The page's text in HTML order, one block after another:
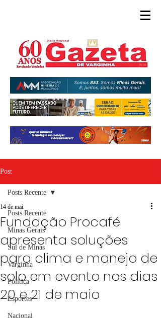
Post
Posts Recente
Minas Gerais
Sul de Minas
Varginha
Política
Esportes
Nacional
Posts Recente
Fundação Procafé
apresenta soluções
para clima e manejo de
solo em evento nos dias
20 e 21 de maio
14 de mai.